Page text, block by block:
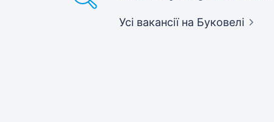
Усі вакансії на Буковелі